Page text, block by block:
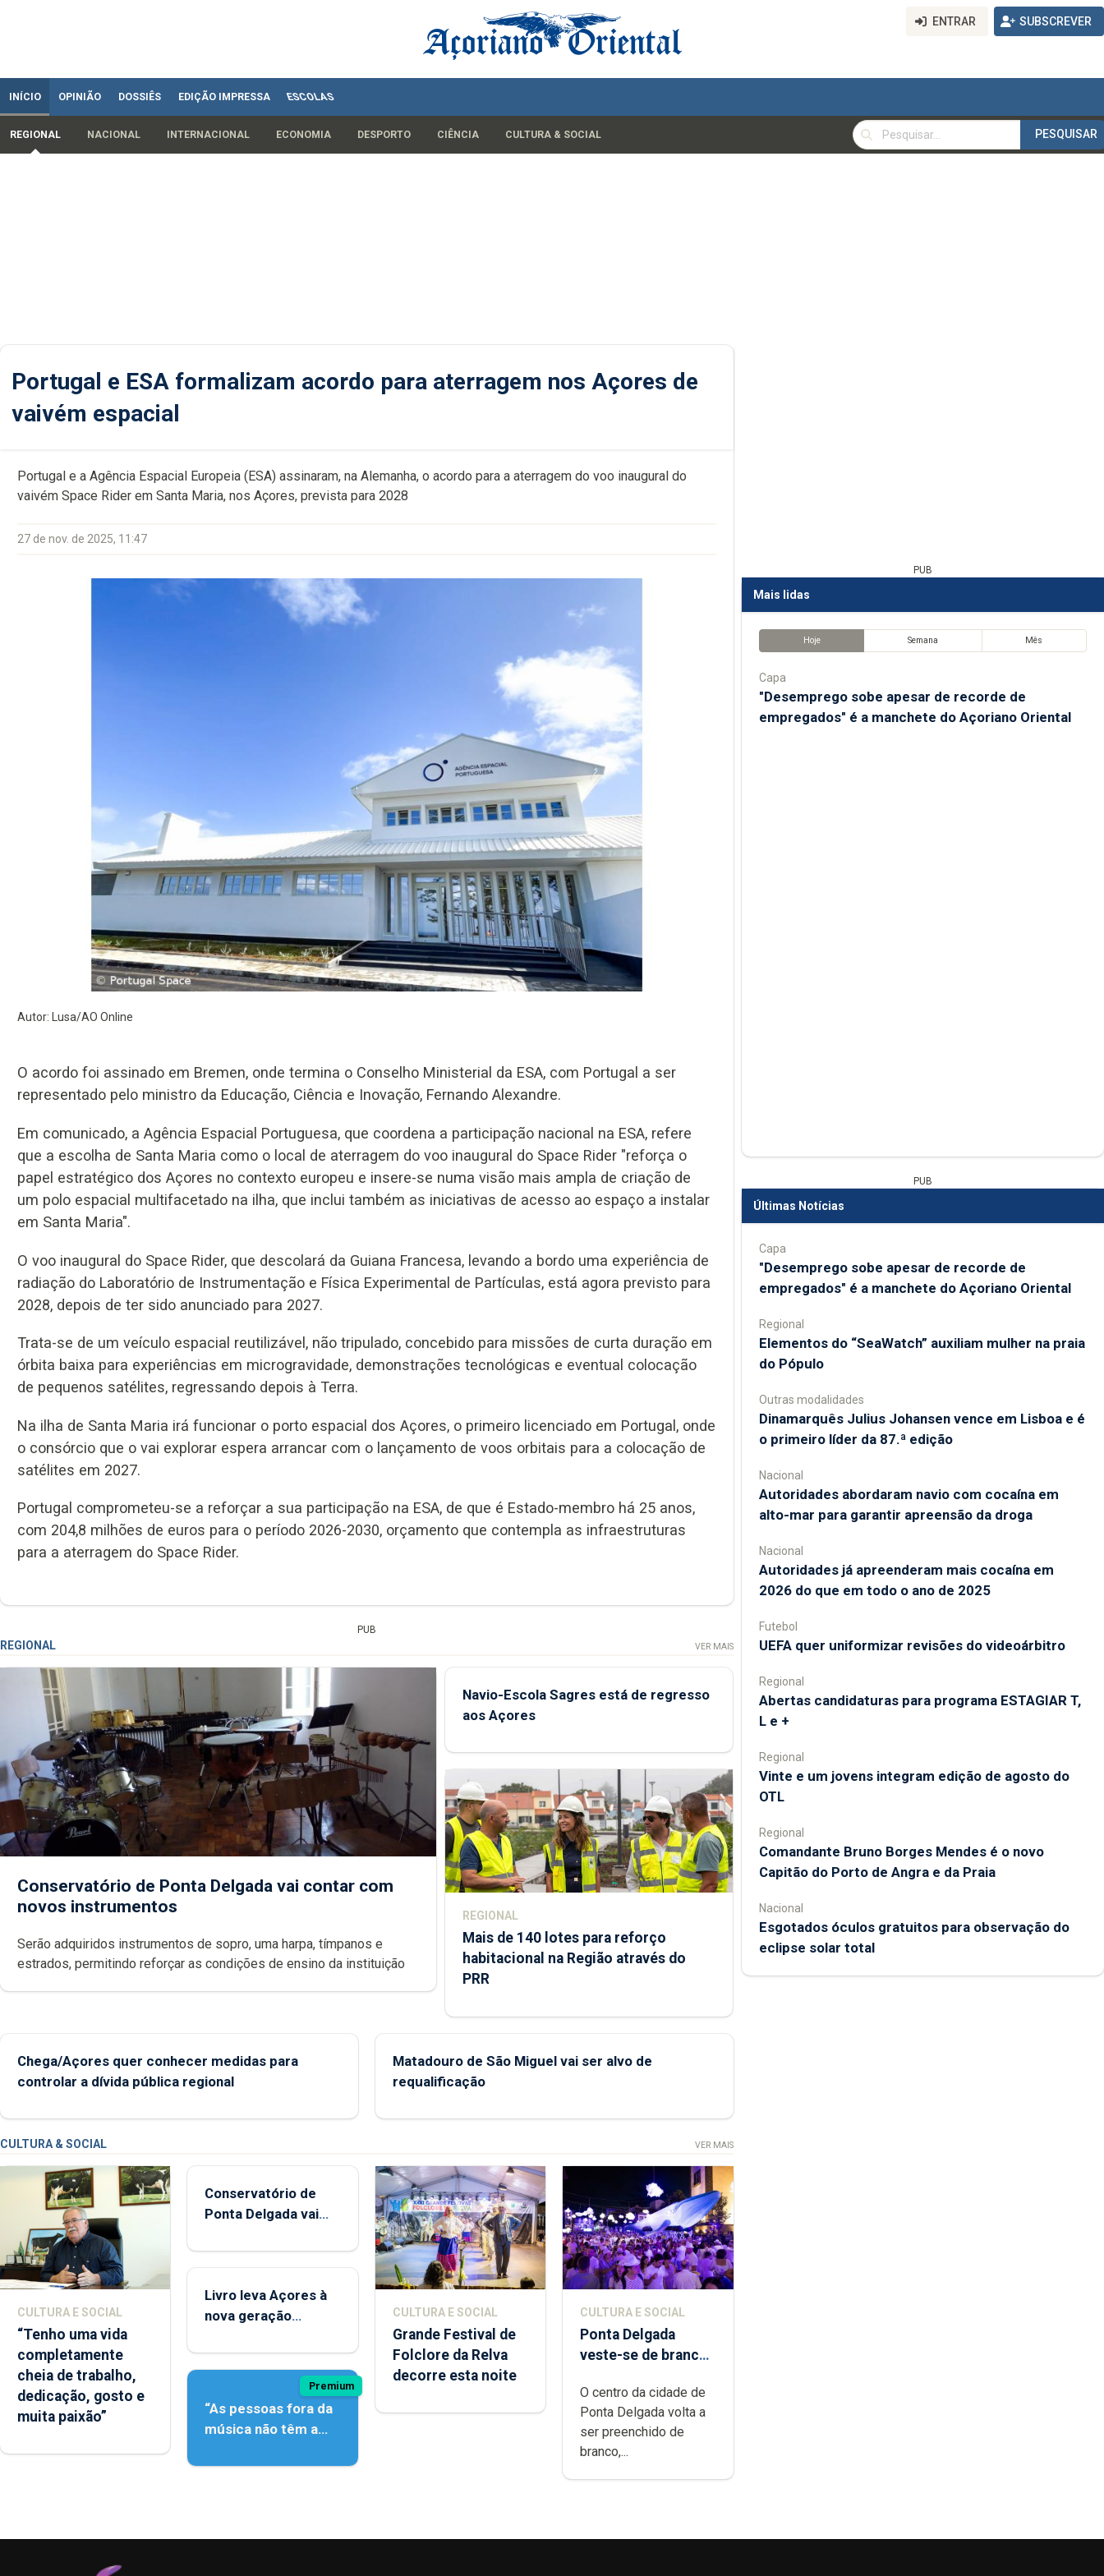
ENTRAR SUBSCREVER
INÍCIO OPINIÃO DOSSIÊS EDIÇÃO IMPRESSA ESCOLAS
REGIONAL NACIONAL INTERNACIONAL ECONOMIA DESPORTO CIÊNCIA CULTURA & SOCIAL
PESQUISAR
PESQUISAR
Portugal e ESA formalizam acordo para aterragem nos Açores de
vaivém espacial
Portugal e a Agência Espacial Europeia (ESA) assinaram, na Alemanha, o acordo para a aterragem do voo inaugural do
vaivém Space Rider em Santa Maria, nos Açores, prevista para 2028
27 de nov. de 2025, 11:47
Autor: Lusa/AO Online
O acordo foi assinado em Bremen, onde termina o Conselho Ministerial da ESA, com Portugal a ser
representado pelo ministro da Educação, Ciência e Inovação, Fernando Alexandre.
Em comunicado, a Agência Espacial Portuguesa, que coordena a participação nacional na ESA, refere
que a escolha de Santa Maria como o local de aterragem do voo inaugural do Space Rider "reforça o
papel estratégico dos Açores no contexto europeu e insere-se numa visão mais ampla de criação de
um polo espacial multifacetado na ilha, que inclui também as iniciativas de acesso ao espaço a instalar
em Santa Maria".
O voo inaugural do Space Rider, que descolará da Guiana Francesa, levando a bordo uma experiência de
radiação do Laboratório de Instrumentação e Física Experimental de Partículas, está agora previsto para
2028, depois de ter sido anunciado para 2027.
Trata-se de um veículo espacial reutilizável, não tripulado, concebido para missões de curta duração em
órbita baixa para experiências em microgravidade, demonstrações tecnológicas e eventual colocação
de pequenos satélites, regressando depois à Terra.
Na ilha de Santa Maria irá funcionar o porto espacial dos Açores, o primeiro licenciado em Portugal, onde
o consórcio que o vai explorar espera arrancar com o lançamento de voos orbitais para a colocação de
satélites em 2027.
Portugal comprometeu-se a reforçar a sua participação na ESA, de que é Estado-membro há 25 anos,
com 204,8 milhões de euros para o período 2026-2030, orçamento que contempla as infraestruturas
para a aterragem do Space Rider.
PUB
REGIONAL VER MAIS
Conservatório de Ponta Delgada vai contar com
novos instrumentos
Serão adquiridos instrumentos de sopro, uma harpa, tímpanos e
estrados, permitindo reforçar as condições de ensino da instituição
Navio-Escola Sagres está de regresso
aos Açores
REGIONAL
Mais de 140 lotes para reforço
habitacional na Região através do
PRR
Chega/Açores quer conhecer medidas para
controlar a dívida pública regional
Matadouro de São Miguel vai ser alvo de
requalificação
CULTURA & SOCIAL VER MAIS
CULTURA E SOCIAL
“Tenho uma vida
completamente
cheia de trabalho,
dedicação, gosto e
muita paixão”
Conservatório de
Ponta Delgada vai
instrumentos
Livro leva Açores à
nova geração
Premium
“As pessoas fora da
música não têm a
é produzir uma
CULTURA E SOCIAL
Grande Festival de
Folclore da Relva
decorre esta noite
CULTURA E SOCIAL
Ponta Delgada
veste-se de branco
O centro da cidade de
Ponta Delgada volta a
ser preenchido de
branco,...
PUB
Mais lidas
Hoje Semana Mês
Capa
"Desemprego sobe apesar de recorde de
empregados" é a manchete do Açoriano Oriental
PUB
Últimas Notícias
Capa
"Desemprego sobe apesar de recorde de
empregados" é a manchete do Açoriano Oriental
Regional
​Elementos do “SeaWatch” auxiliam mulher na praia
do Pópulo
Outras modalidades
Dinamarquês Julius Johansen vence em Lisboa e é
o primeiro líder da 87.ª edição
Nacional
Autoridades abordaram navio com cocaína em
alto-mar para garantir apreensão da droga
Nacional
Autoridades já apreenderam mais cocaína em
2026 do que em todo o ano de 2025
Futebol
UEFA quer uniformizar revisões do videoárbitro
Regional
Abertas candidaturas para programa ESTAGIAR T,
L e +
Regional
Vinte e um jovens integram edição de agosto do
OTL
Regional
Comandante Bruno Borges Mendes é o novo
Capitão do Porto de Angra e da Praia
Nacional
Esgotados óculos gratuitos para observação do
eclipse solar total